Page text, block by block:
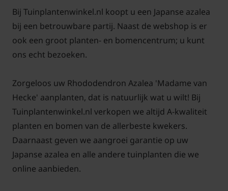
Bij Tuinplantenwinkel.nl koopt u een Japanse azalea
bij een betrouwbare partij. Naast de webshop is er
ook een groot planten- en bomencentrum; u kunt
ons echt bezoeken.
Zorgeloos uw Rhododendron Azalea 'Madame van
Hecke' aanplanten, dat is natuurlijk wat u wilt! Bij
Tuinplantenwinkel.nl verkopen we altijd A-kwaliteit
planten en bomen van de allerbeste kwekers.
Daarnaast geven we aangroei garantie op uw
Japanse azalea en alle andere tuinplanten die we
online aanbieden.